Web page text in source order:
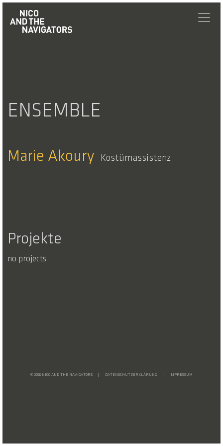
ENSEMBLE
Marie Akoury Kostümassistenz
Projekte
no projects
© 2026 NICO AND THE NAVIGATORS DATENSCHUTZERKLÄRUNG IMPRESSUM